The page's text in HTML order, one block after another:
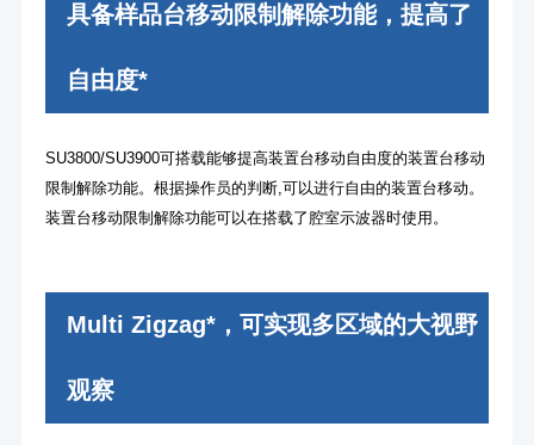
具备样品台移动限制解除功能，提高了
自由度*
SU3800/SU3900可搭载能够提高装置台移动自由度的装置台移动
限制解除功能。根据操作员的判断,可以进行自由的装置台移动。
装置台移动限制解除功能可以在搭载了腔室示波器时使用。
Multi Zigzag*，可实现多区域的大视野
观察